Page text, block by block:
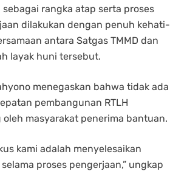
rangka atap serta proses
dilakukan dengan penuh kehati-
antara Satgas TMMD dan
layak huni tersebut.
menegaskan bahwa tidak ada
pembangunan RTLH
masyarakat penerima bantuan.
kami adalah menyelesaikan
proses pengerjaan,” ungkap